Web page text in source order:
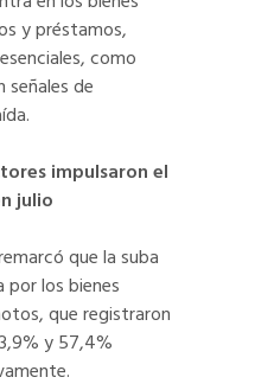
y préstamos,
como
de
impulsaron el
julio
que la suba
los bienes
que registraron
y 57,4%